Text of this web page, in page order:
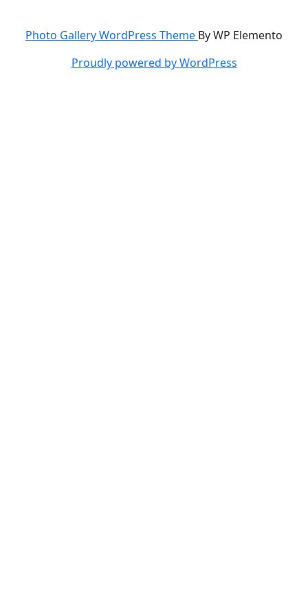
Photo Gallery WordPress Theme By WP Elemento
Proudly powered by WordPress